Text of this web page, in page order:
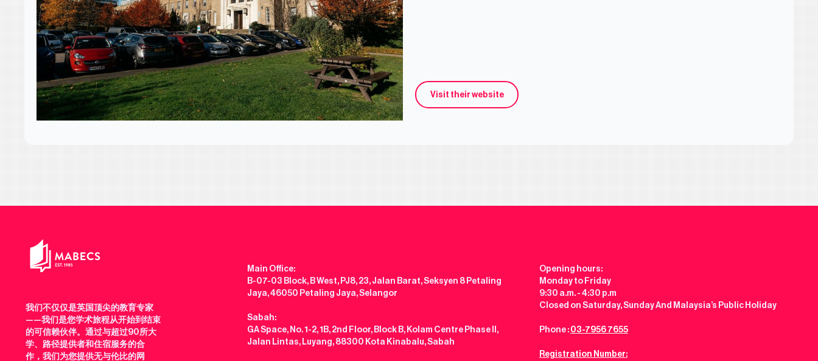
Visit their website
我们不仅仅是英国顶尖的教育专家
——我们是您学术旅程从开始到结束
的可信赖伙伴。通过与超过90所大
学、路径提供者和住宿服务的合
作，我们为您提供无与伦比的网
Main Office:
B-07-03 Block, B West, PJ8, 23, Jalan Barat, Seksyen 8 Petaling
Jaya, 46050 Petaling Jaya, Selangor
Sabah:
GA Space, No. 1-2, 1B, 2nd Floor, Block B, Kolam Centre Phase II,
Jalan Lintas, Luyang, 88300 Kota Kinabalu, Sabah
Opening hours:
Monday to Friday
9:30 a.m. - 4:30 p.m
Closed on Saturday, Sunday And Malaysia’s Public Holiday
Phone : 03-7956 7655
Registration Number: